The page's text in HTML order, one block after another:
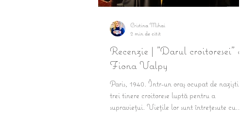
Recenzie | "Darul croitoresei" de
Fiona Valpy
Paris, 1940. Într-un oraș ocupat de naziști,
trei tinere croitorese luptă pentru a
supraviețui. Viețile lor sunt întrețesute cu
Cristina Mihai
2 min de citit